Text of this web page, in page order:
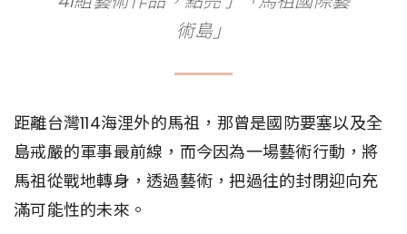
術島」
距離台灣114海浬外的馬祖，那曾是國防要塞以及全
島戒嚴的軍事最前線，而今因為一場藝術行動，將
馬祖從戰地轉身，透過藝術，把過往的封閉迎向充
滿可能性的未來。